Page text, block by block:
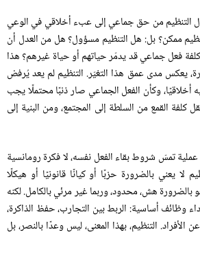
التنظيم من حق جماعي إلى عبء أخلاقي في الوعي
ممكن؟ بل:هل التنظيم مسؤول؟ هل من العدل أن
فعل جماعي قد يدمّر حياتهم أو حياة غيرهم؟ هذا
يعكس مدى عمق هذا التغيّر. التنظيم لم يعد يُرفض
وكأن الفعل الجماعي صار ذنبًا محتملًا يجب
كلفة القمع من السلطة إلى المجتمع، ومن البنية إلى
تمسّ شروط بقاء الفعل نفسه، لا فكرة رومانسية
لا يعني بالضرورة حزبًا أو كيانًا قانونيًا أو هيكلًا
بالضرورة هش، محدود، وربما غير مرئي بالكامل.لكنه
وظائف أساسية:الربط بين التجارب، حفظ الذاكرة،
الأفراد. التنظيم، بهذا المعنى، ليس وعدًا بالنصر، بل